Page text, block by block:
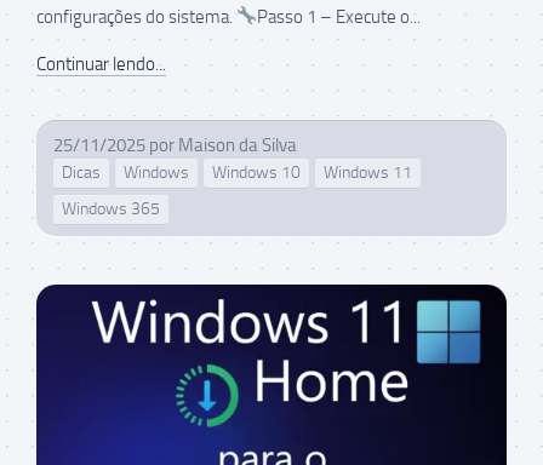
configurações do sistema.
Passo 1 – Execute o...
Continuar lendo...
25/11/2025 por Maison da Silva
Dicas Windows Windows 10
Windows 11
Windows 365